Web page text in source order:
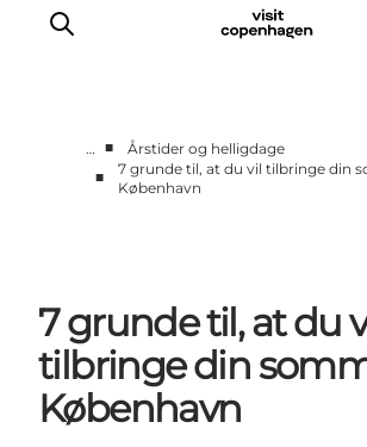
This is Copenhagen
Områder
Planlæg din tur
CopenPay
Copenhagen Card
… ■
Årstider og helligdage
■
7 grunde til, at du vil tilbringe din
København
7 grunde til, at du
tilbringe din
København